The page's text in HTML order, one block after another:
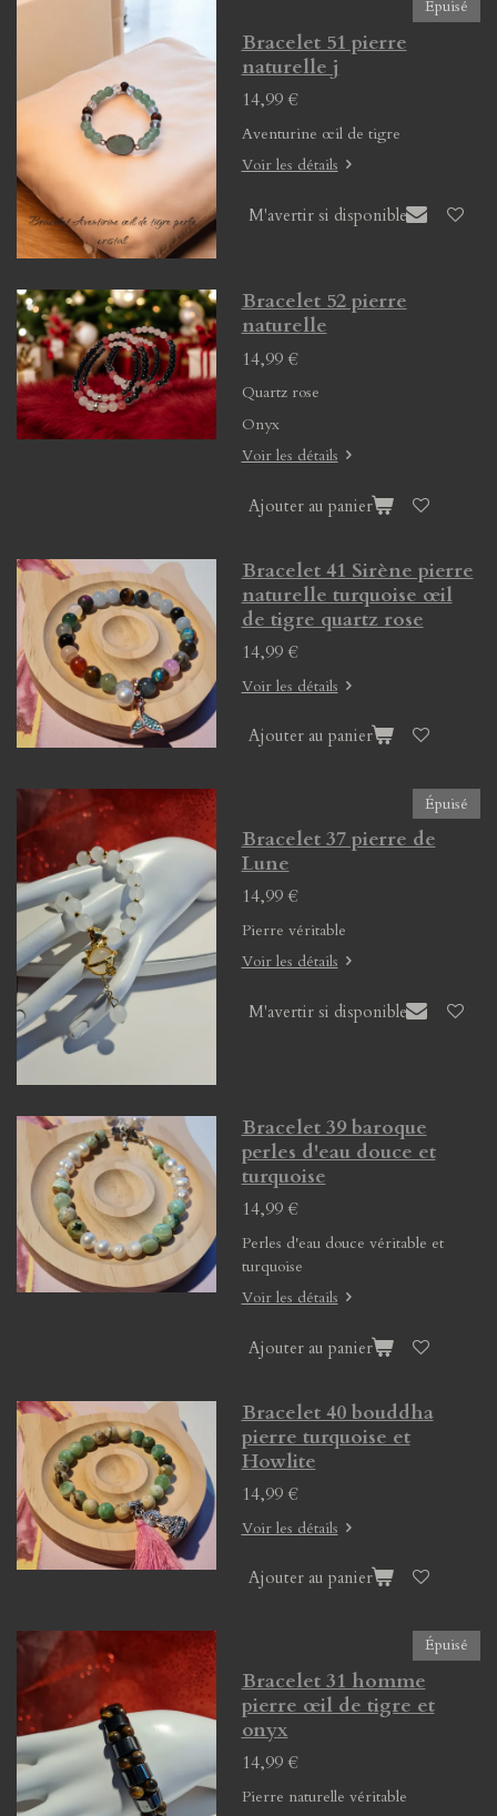
Épuisé
Bracelet 51 pierre
naturelle j
14,99 €
Aventurine œil de tigre
Voir les détails
M'avertir si disponible
Bracelet 52 pierre
naturelle
14,99 €
Quartz rose
Onyx
Voir les détails
Ajouter au panier
Bracelet 41 Sirène pierre
naturelle turquoise œil
de tigre quartz rose
14,99 €
Voir les détails
Ajouter au panier
Épuisé
Bracelet 37 pierre de
Lune
14,99 €
Pierre véritable
Voir les détails
M'avertir si disponible
Bracelet 39 baroque
perles d'eau douce et
turquoise
14,99 €
Perles d'eau douce véritable et
turquoise
Voir les détails
Ajouter au panier
Bracelet 40 bouddha
pierre turquoise et
Howlite
14,99 €
Voir les détails
Ajouter au panier
Épuisé
Bracelet 31 homme
pierre œil de tigre et
onyx
14,99 €
Pierre naturelle véritable